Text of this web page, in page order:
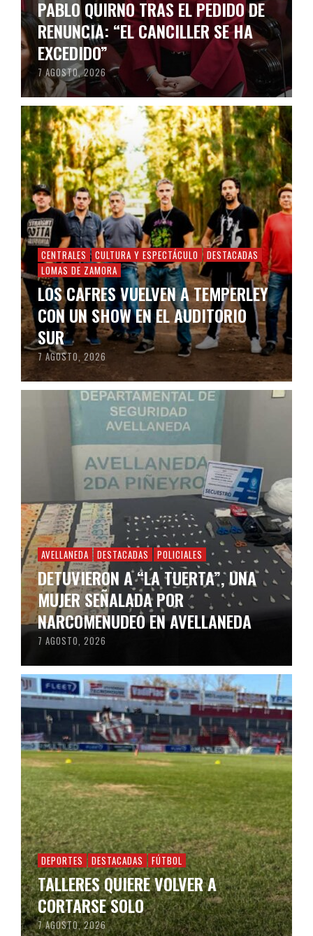
PABLO QUIRNO TRAS EL PEDIDO DE
RENUNCIA: “EL CANCILLER SE HA
EXCEDIDO”
7 AGOSTO, 2026
CENTRALES CULTURA Y ESPECTÁCULO
DESTACADAS
LOMAS DE ZAMORA
LOS CAFRES VUELVEN A TEMPERLEY
CON UN SHOW EN EL AUDITORIO
SUR
7 AGOSTO, 2026
AVELLANEDA DESTACADAS POLICIALES
DETUVIERON A “LA TUERTA”, UNA
MUJER SEÑALADA POR
NARCOMENUDEO EN AVELLANEDA
7 AGOSTO, 2026
DEPORTES DESTACADAS FÚTBOL
TALLERES QUIERE VOLVER A
CORTARSE SOLO
7 AGOSTO, 2026